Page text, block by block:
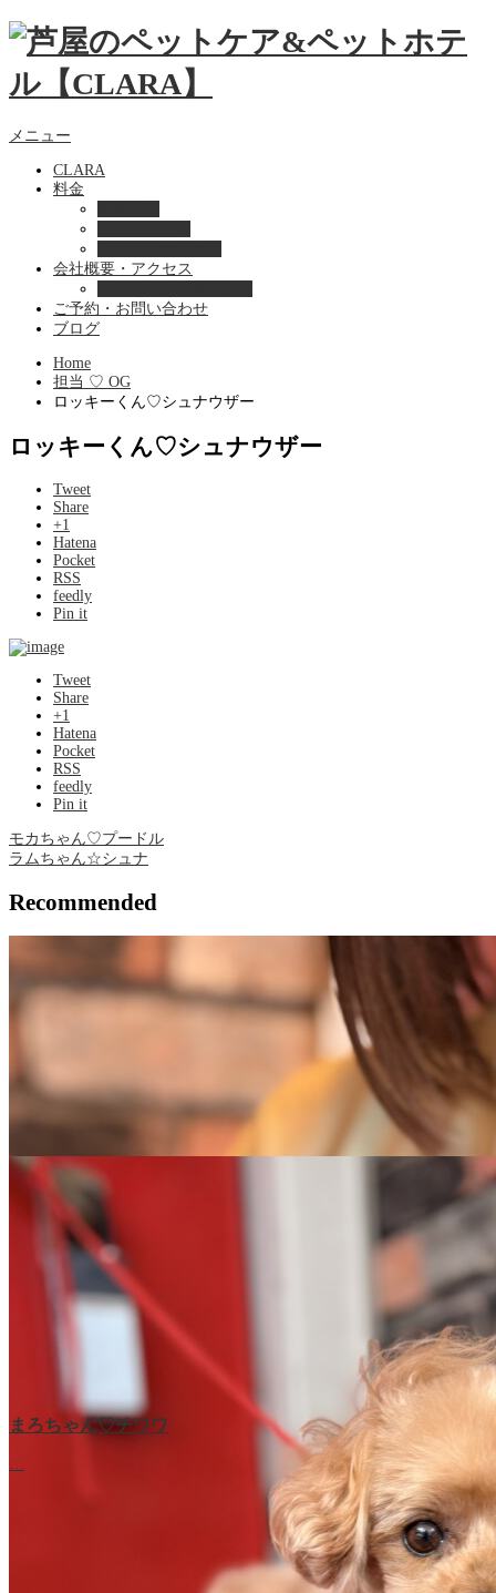
メニュー
CLARA
料金
会社概要・アクセス
ご予約・お問い合わせ
ブログ
Home
担当 ♡ OG
ロッキーくん♡シュナウザー
ロッキーくん♡シュナウザー
Tweet
Share
+1
Hatena
Pocket
RSS
feedly
Pin it
Tweet
Share
+1
Hatena
Pocket
RSS
feedly
Pin it
モカちゃん♡プードル
ラムちゃん☆シュナ
Recommended
まろちゃん♡チワワ